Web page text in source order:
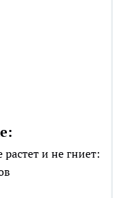
и не гниет: